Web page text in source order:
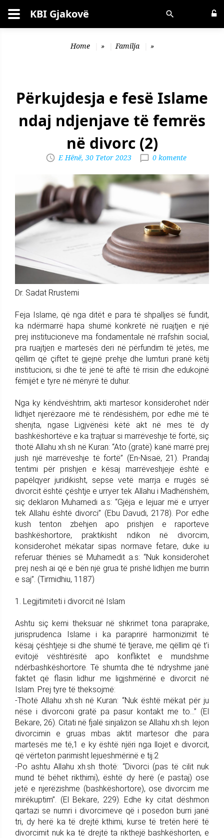
Kërko KBI Gjakovë
Home » Familja »
Përkujdesja e fesë Islame
ndaj ndjenjave të femrës
në divorc (2)
E Hënë, 30 Tetor 2023 0 komente
Dr. Sadat Rrustemi
Feja Islame, që nga ditët e para të shpalljes së fundit,
ka ndërmarrë hapa shumë konkretë në ruajtjen e një
prej institucioneve ma fondamentale në rrafshin social,
pra ruajtjen e martesës deri në përfundim të jetës, me
qëllim që çiftet të gjejnë prehje dhe lumturi pranë këtij
institucioni, si dhe të jenë të aftë të rrisin dhe edukojnë
fëmijët e tyre në mënyrë të duhur.
Nga ky këndvështrim, akti martesor konsiderohet ndër
lidhjet njerëzaore më të rëndësishëm, por edhe më të
shenjta, ngase Ligjvënësi këtë akt në mes të dy
bashkëshortëve e ka trajtuar si marrëveshje të fortë, siç
thotë Allahu xh.sh në Kuran: “Ato (gratë) kanë marrë prej
jush një marrëveshje të fortë” (En-Nisaë, 21). Prandaj
tentimi për prishjen e kësaj marrëveshjeje është e
papëlqyer juridikisht, sepse vetë marrja e rrugës së
divorcit është çështje e urryer tek Allahu i Madhërishëm,
siç deklaron Muhamedi a.s: “Gjëja e lejuar më e urryer
tek Allahu është divorci” (Ebu Davudi, 2178). Por edhe
kush tenton zbehjen apo prishjen e raporteve
bashkëshortore, praktikisht ndikon në divorcim,
konsiderohet mëkatar sipas normave fetare, duke iu
referuar thënies së Muhamedit a.s: “Nuk konsiderohet
prej nesh ai që e bën një grua të prishë lidhjen me burrin
e saj”. (Tirmidhiu, 1187)
1. Legjitimiteti i divorcit në Islam
Ashtu siç kemi theksuar në shkrimet tona paraprake,
jurisprudenca Islame i ka paraprirë harmonizimit të
kësaj çështjeje si dhe shumë të tjerave, me qëllim që t’i
evitojë vështirësitë apo konfliktet e mundshme
ndërbashkëshortore. Të shumta dhe të ndryshme janë
faktet që flasin lidhur me ligjshmërinë e divorcit në
Islam. Prej tyre të theksojmë:
-Thotë Allahu xh.sh në Kuran: “Nuk është mëkat për ju
nëse i divorconi gratë pa pasur kontakt me to...” (El
Bekare, 26). Citati në fjalë sinjalizon se Allahu xh.sh. lejon
divorcimin e gruas mbas aktit martesor dhe para
martesës me të,1 e ky është njëri nga llojet e divorcit,
që vërteton parimisht lejueshmërinë e tij.2
-Po ashtu Allahu xh.sh thotë: “Divorci (pas të cilit nuk
mund të bëhet rikthimi), është dy herë (e pastaj) ose
jetë e njerëzishme (bashkëshortore), ose divorcim me
mirëkuptim”. (El Bekare, 229). Edhe ky citat dëshmon
qartazi se numri i divorcimeve që i posedon burri janë
tri, dy herë ka të drejtë kthimi, kurse të tretën herë të
divorcimit nuk ka të drejtë ta rikthejë bashkëshorten, e